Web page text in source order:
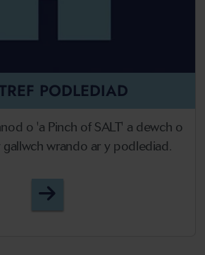
PODLEDIAD
o 'a Pinch of SALT' a dewch o
wrando ar y podlediad.
A Pinch of SALT -